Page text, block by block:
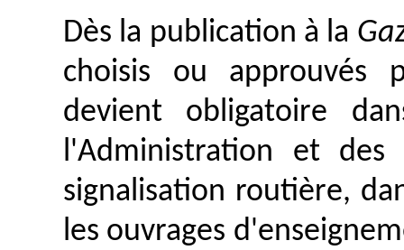
Dès la publication à la
choisis ou approuvés
devient obligatoire
l'Administration et des
signalisation routière,
les ouvrages